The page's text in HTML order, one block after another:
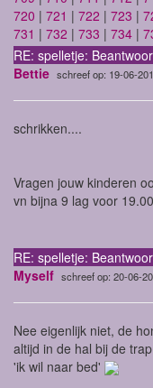
720 | 721 | 722 | 723 |
731 | 732 | 733 | 734 |
RE: spelletje:
Bettie schreef op: 19-06-
schrikken....
Vragen jouw kinderen
vn bijna 9 lag voor
RE: spelletje:
Myself schreef op: 20-06-
Nee eigenlijk niet, de
altijd in de hal bij de
'ik wil naar bed'